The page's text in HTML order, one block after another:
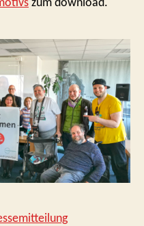
zum download.